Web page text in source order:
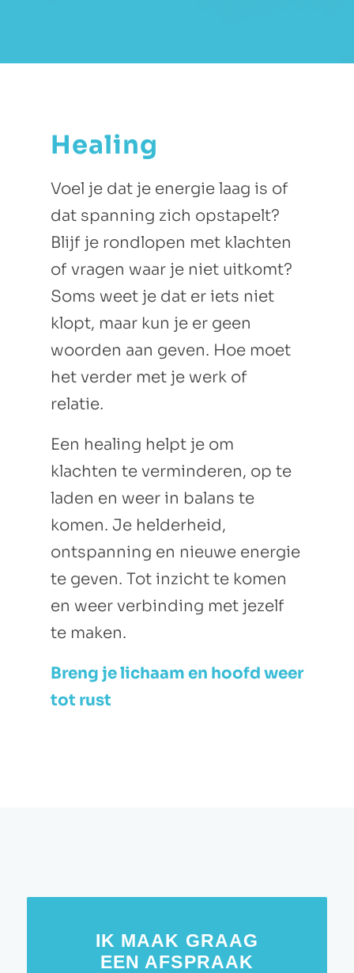
Healing
Voel je dat je energie laag is of
dat spanning zich opstapelt?
Blijf je rondlopen met klachten
of vragen waar je niet uitkomt?
Soms weet je dat er iets niet
klopt, maar kun je er geen
woorden aan geven. Hoe moet
het verder met je werk of
relatie.
Een healing helpt je om
klachten te verminderen, op te
laden en weer in balans te
komen. Je helderheid,
ontspanning en nieuwe energie
te geven. Tot inzicht te komen
en weer verbinding met jezelf
te maken.
Breng je lichaam en hoofd weer
tot rust
IK MAAK GRAAG
EEN AFSPRAAK